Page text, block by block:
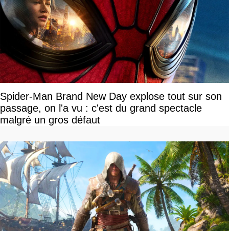
Spider-Man Brand New Day explose tout sur son
passage, on l'a vu : c'est du grand spectacle
malgré un gros défaut